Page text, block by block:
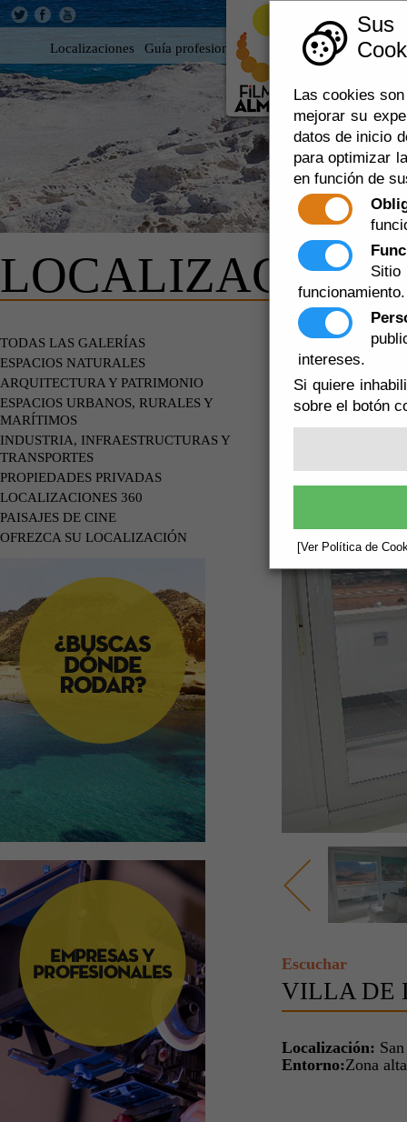
Las cookies
mejorar su
datos de inicio
para optimizar
en función de
funcionamiento.
intereses.
Si quiere
sobre el botón
[Ver Política de
Localizaciones Guía profesional Rodar en Almería 360
TODAS LAS GALERÍAS
ESPACIOS NATURALES
ARQUITECTURA Y PATRIMONIO
ESPACIOS URBANOS, RURALES Y
MARÍTIMOS
INDUSTRIA, INFRAESTRUCTURAS Y
TRANSPORTES
PROPIEDADES PRIVADAS
LOCALIZACIONES 360
PAISAJES DE CINE
OFREZCA SU LOCALIZACIÓN
DE
Escuchar
VILLA DE
Localización:
Entorno:Zona